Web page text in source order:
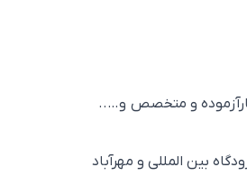
و متخصص و…..
بین المللی و مهرآباد